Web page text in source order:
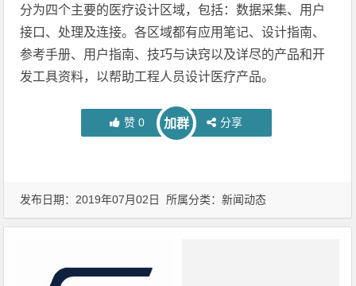
分为四个主要的医疗设计区域，包括：数据采集、用户
接口、处理及连接。各区域都有应用笔记、设计指南、
参考手册、用户指南、技巧与诀窍以及详尽的产品和开
发工具资料，以帮助工程人员设计医疗产品。
赞 0 加群 分享
发布日期：2019年07月02日 所属分类：新闻动态